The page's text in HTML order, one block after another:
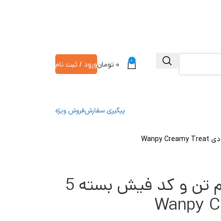
0 ۰تومانورود / ثبت نام
پیگیری سفارشفروش ویژه
بستنی گربه ونپی طعم تن و کد فیش بسته 5